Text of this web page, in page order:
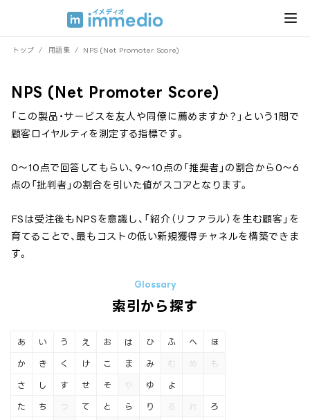
トップ / 用語集 / NPS (Net Promoter Score)
NPS (Net Promoter Score)
「この製品・サービスを友人や同僚に薦めますか？」という1問で
顧客ロイヤルティを測定する指標です。
0〜10点で回答してもらい、9〜10点の「推奨者」の割合から0〜6
点の「批判者」の割合を引いた値がスコアとなります。
FSは受注後もNPSを意識し、「紹介（リファラル）を生む顧客」を
育てることで、最もコストの低い新規獲得チャネルを構築できま
す。
索引から探す
あ い う え お
か き く け こ
さ し す せ そ
た ち つ て と
は ひ ふ へ ほ
ま み む め も
や ゆ よ
ら り る れ ろ